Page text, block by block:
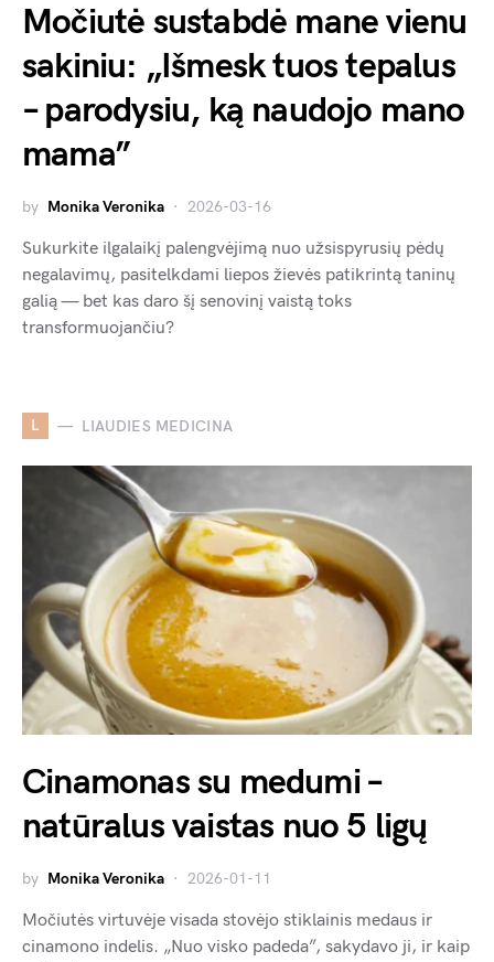
Močiutė sustabdė mane vienu
sakiniu: „Išmesk tuos tepalus
– parodysiu, ką naudojo mano
mama”
by Monika Veronika 2026-03-16
Sukurkite ilgalaikį palengvėjimą nuo užsispyrusių pėdų
negalavimų, pasitelkdami liepos žievės patikrintą taninų
galią — bet kas daro šį senovinį vaistą toks
transformuojančiu?
L LIAUDIES MEDICINA
Cinamonas su medumi –
natūralus vaistas nuo 5 ligų
by Monika Veronika 2026-01-11
Močiutės virtuvėje visada stovėjo stiklainis medaus ir
cinamono indelis. „Nuo visko padeda”, sakydavo ji, ir kaip